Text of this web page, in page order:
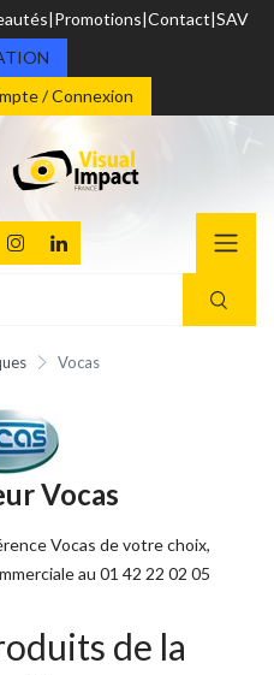
Promotions Contact SAV
/ Connexion
Vocas
Vocas
Vocas de votre choix,
au 01 42 22 02 05
de la